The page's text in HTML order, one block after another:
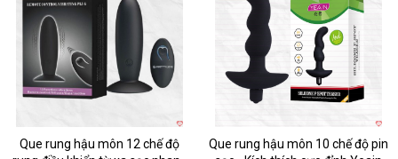
Que rung hậu môn 12 chế độ
Que rung hậu môn 10 chế độ pin